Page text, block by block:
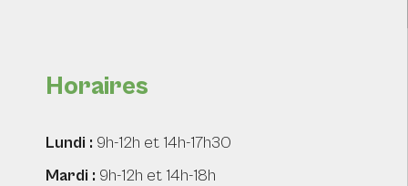
Horaires
Lundi : 9h-12h et 14h-17h30
Mardi : 9h-12h et 14h-18h